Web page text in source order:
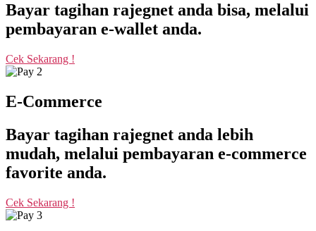
Bayar tagihan rajegnet anda bisa, melalui
pembayaran e-wallet anda.
Cek Sekarang !
E-Commerce
Bayar tagihan rajegnet anda lebih
mudah, melalui pembayaran e-commerce
favorite anda.
Cek Sekarang !